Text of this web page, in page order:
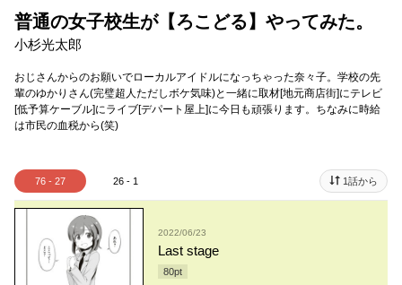
普通の女子校生が【ろこどる】やってみた。
小杉光太郎
おじさんからのお願いでローカルアイドルになっちゃった奈々子。学校の先
輩のゆかりさん(完璧超人ただしボケ気味)と一緒に取材[地元商店街]にテレビ
[低予算ケーブル]にライブ[デパート屋上]に今日も頑張ります。ちなみに時給
は市民の血税から(笑)
76 - 27 26 - 1 1話から
2022/06/23
Last stage
80pt